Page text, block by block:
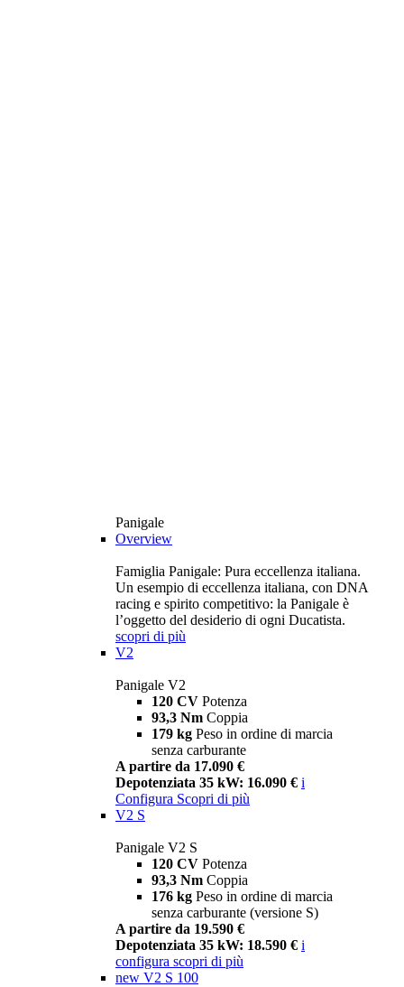
Panigale
Overview
Famiglia Panigale: Pura eccellenza italiana.
Un esempio di eccellenza italiana, con DNA
racing e spirito competitivo: la Panigale è
l’oggetto del desiderio di ogni Ducatista.
scopri di più
V2
Panigale V2
120 CV Potenza
93,3 Nm Coppia
179 kg Peso in ordine di marcia
senza carburante
A partire da 17.090 €
Depotenziata 35 kW: 16.090 € i
Configura Scopri di più
V2 S
Panigale V2 S
120 CV Potenza
93,3 Nm Coppia
176 kg Peso in ordine di marcia
senza carburante (versione S)
A partire da 19.590 €
Depotenziata 35 kW: 18.590 € i
configura scopri di più
new V2 S 100